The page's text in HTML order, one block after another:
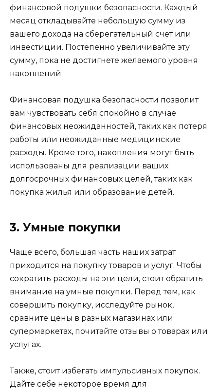
финансовой подушки безопасности. Каждый
месяц откладывайте небольшую сумму из
вашего дохода на сберегательный счет или
инвестиции. Постепенно увеличивайте эту
сумму, пока не достигнете желаемого уровня
накоплений.
Финансовая подушка безопасности позволит
вам чувствовать себя спокойно в случае
финансовых неожиданностей, таких как потеря
работы или неожиданные медицинские
расходы. Кроме того, накопления могут быть
использованы для реализации ваших
долгосрочных финансовых целей, таких как
покупка жилья или образование детей.
3. Умные покупки
Чаще всего, большая часть наших затрат
приходится на покупку товаров и услуг. Чтобы
сократить расходы на эти цели, стоит обратить
внимание на умные покупки. Перед тем, как
совершить покупку, исследуйте рынок,
сравните цены в разных магазинах или
супермаркетах, почитайте отзывы о товарах или
услугах.
Также, стоит избегать импульсивных покупок.
Дайте себе некоторое время для